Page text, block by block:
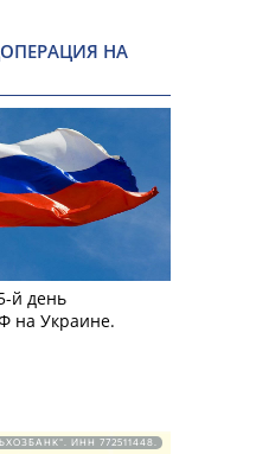
НА
й день
на Украине.
ИНН 772511448.